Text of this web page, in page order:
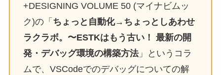
+DESIGNING VOLUME 50 (マイナビムッ
ク)の「 ちょっと自動化→ちょっとしあわせ
ラクラボ。〜ESTKはもう古い！ 最新の開
発・デバッグ環境の構築方法」というコラ
ムで、VSCodeでのデバッグについての解